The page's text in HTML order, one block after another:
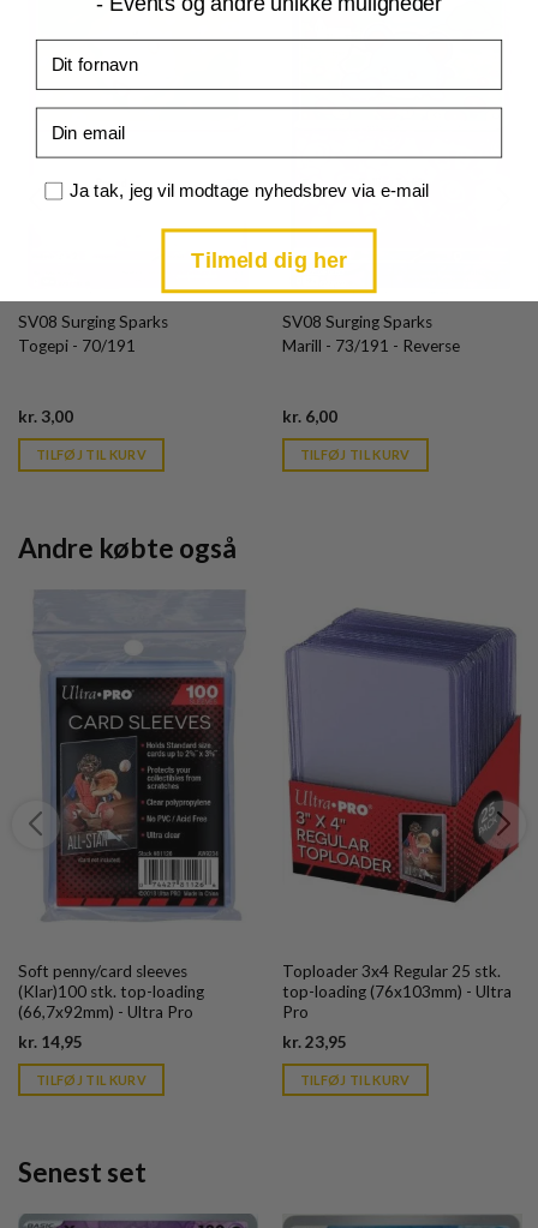
SV08 Surging Sparks
Togepi - 70/191
kr. 3,00Current
is:
kr. 39,95.
TILFØJ TIL KURV
SV08 Surging Sparks
Marill - 73/191 - Reverse
kr.6,00Current
is:
kr. 39,95.
TILFØJ TIL KURV
Andre købte også
Soft penny/card sleeves
(Klar)100 stk. top-loading
(66,7x92mm) - Ultra Pro
kr. 14,95
is:
kr. 39,95.
TILFØJ TIL KURV
Toploader 3x4 Regular 25 stk.
top-loading (76x103mm) - Ultra
Pro
kr.23,95Current
is:
kr. 39,95.
TILFØJ TIL KURV
Senest set
Samtykke
Ja tak, jeg vil modtage nyhedsbrev via e-mail
Tilmeld dig her